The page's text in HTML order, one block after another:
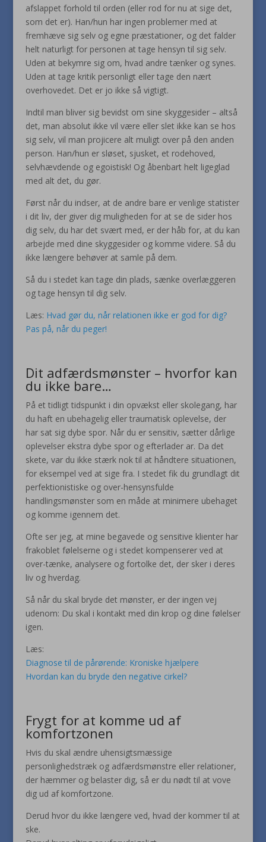
afslappet forhold til orden (eller rod for nu at sige det,
som det er). Han/hun har ingen problemer med at
fremhæve sig selv og egne præstationer, og det falder
helt naturligt for personen at tage hensyn til sig selv.
Uden at bekymre sig om, hvad andre tænker og synes.
Uden at tage kritik personligt eller tage den nært
overhovedet. Det er jo ikke så vigtigt.
Indtil man bliver sig bevidst om sine skyggesider – altså
det, man absolut ikke vil være eller slet ikke kan se hos
sig selv, vil man projicere alt muligt over på den anden
person. Han/hun er sløset, sjusket, et rodehoved,
selvhævdende og egoistisk! Og åbenbart helt ligeglad
med alt det, du gør.
Først når du indser, at de andre bare er venlige statister
i dit liv, der giver dig muligheden for at se de sider hos
dig selv, du har det svært med, er der håb for, at du kan
arbejde med dine skyggesider og komme videre. Så du
ikke længere behøver at samle på dem.
Så du i stedet kan tage din plads, sænke overlæggeren
og tage hensyn til dig selv.
Læs: Hvad gør du, når relationen ikke er god for dig?
Pas på, når du peger!
Dit adfærdsmønster – hvorfor kan
du ikke bare…
På et tidligt tidspunkt i din opvækst eller skolegang, har
du haft en ubehagelig eller traumatisk oplevelse, der
har sat sig dybe spor. Når du er sensitiv, sætter dårlige
oplevelser ekstra dybe spor og efterlader ar. Da det
skete, var du ikke stærk nok til at håndtere situationen,
for eksempel ved at sige fra. I stedet fik du grundlagt dit
perfektionistiske og over-hensynsfulde
handlingsmønster som en måde at minimere ubehaget
og komme igennem det.
Ofte ser jeg, at mine begavede og sensitive klienter har
frakoblet følelserne og i stedet kompenserer ved at
over-tænke, analysere og fortolke det, der sker i deres
liv og hverdag.
Så når du skal bryde det mønster, er der ingen vej
udenom: Du skal i kontakt med din krop og dine følelser
igen.
Læs:
Diagnose til de pårørende: Kroniske hjælpere
Hvordan kan du bryde den negative cirkel?
Frygt for at komme ud af
komfortzonen
Hvis du skal ændre uhensigtsmæssige
personlighedstræk og adfærdsmønstre eller relationer,
der hæmmer og belaster dig, så er du nødt til at vove
dig ud af komfortzone.
Derud hvor du ikke længere ved, hvad der kommer til at
ske.